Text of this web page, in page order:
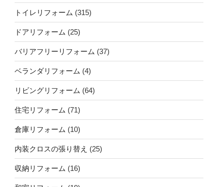
トイレリフォーム (315)
ドアリフォーム (25)
バリアフリーリフォーム (37)
ベランダリフォーム (4)
リビングリフォーム (64)
住宅リフォーム (71)
倉庫リフォーム (10)
内装クロスの張り替え (25)
収納リフォーム (16)